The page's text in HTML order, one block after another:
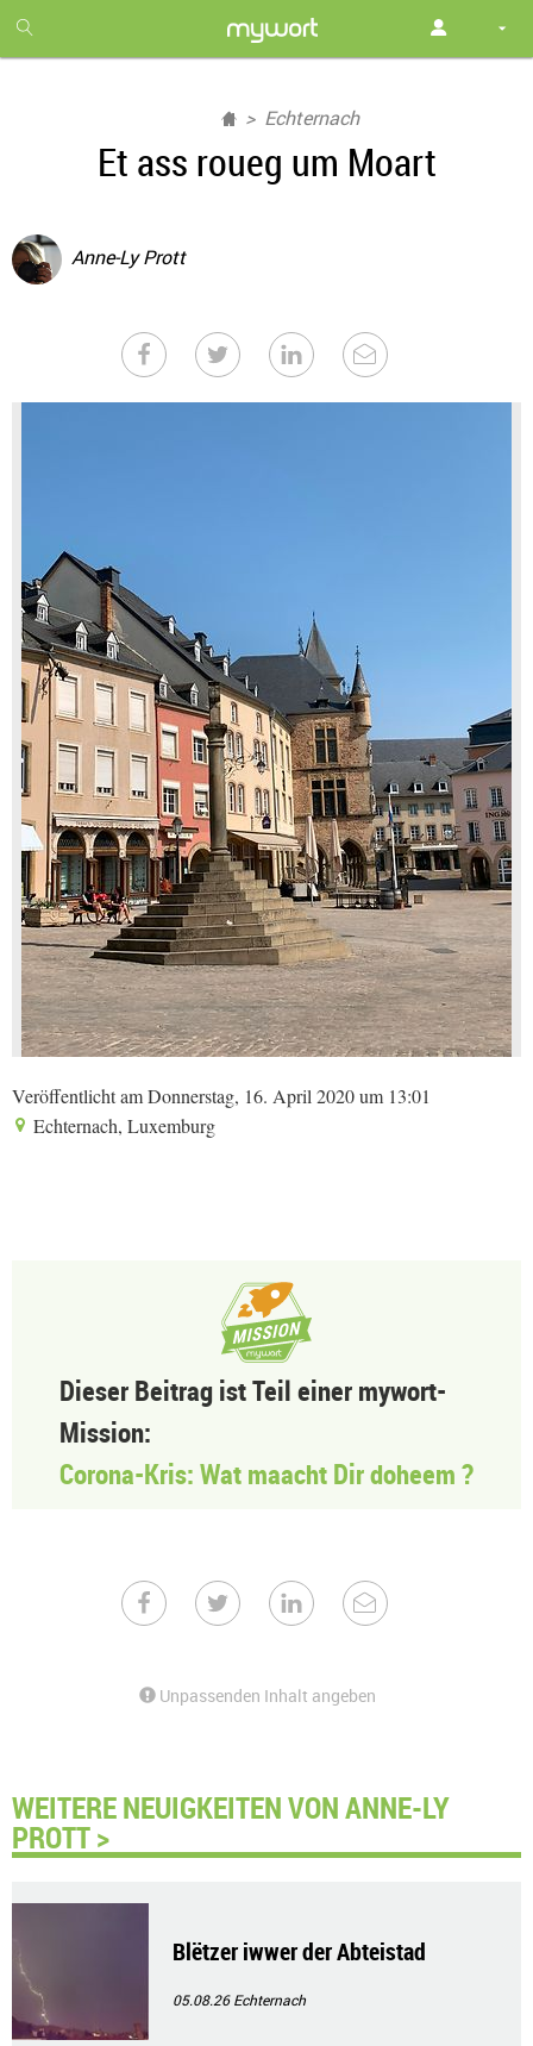
month
free
Echternach
Et ass roueg um Moart
Anne-Ly Prott
Veröffentlicht am Donnerstag, 16. April 2020 um 13:01
Echternach, Luxemburg
Dieser Beitrag ist Teil einer mywort-
Mission:
Corona-Kris: Wat maacht Dir doheem ?
Unpassenden Inhalt angeben
WEITERE NEUIGKEITEN VON ANNE-LY
PROTT >
Blëtzer iwwer der Abteistad
05.08.26Echternach